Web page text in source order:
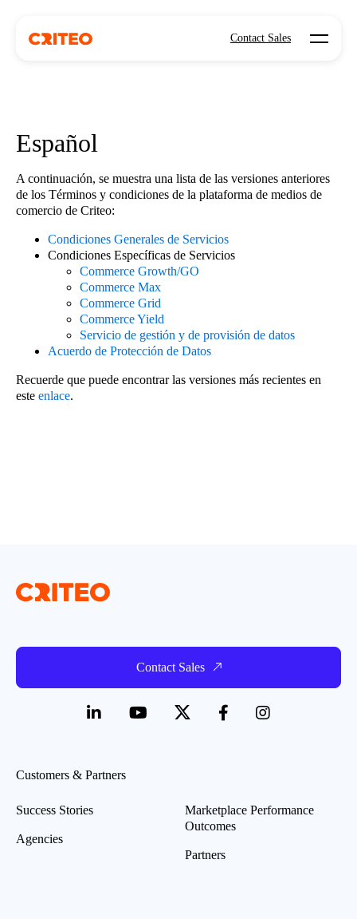
Contact Sales Open
Español
A continuación, se muestra una lista de las versiones anteriores
de los Términos y condiciones de la plataforma de medios de
comercio de Criteo:
Condiciones Generales de Servicios
Condiciones Específicas de Servicios
Commerce Growth/GO
Commerce Max
Commerce Grid
Commerce Yield
Servicio de gestión y de provisión de datos
Acuerdo de Protección de Datos
Recuerde que puede encontrar las versiones más recientes en
este enlace.
Contact Sales
Customers & Partners
Success Stories
Agencies
Marketplace Performance
Outcomes
Partners